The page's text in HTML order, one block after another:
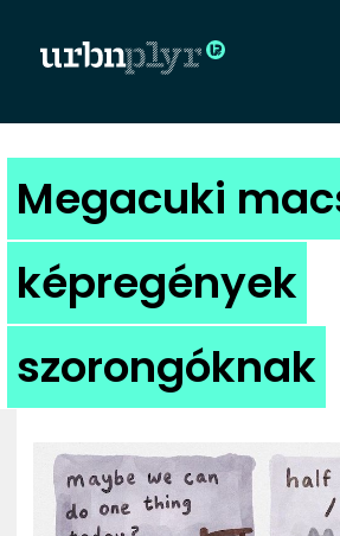
DIVAT
HIP
KULT
UTCA
Megacuki
képregények
szorongóknak